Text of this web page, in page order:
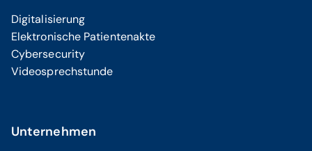
Digitalisierung
Elektronische Patientenakte
Cybersecurity
Videosprechstunde
Unternehmen